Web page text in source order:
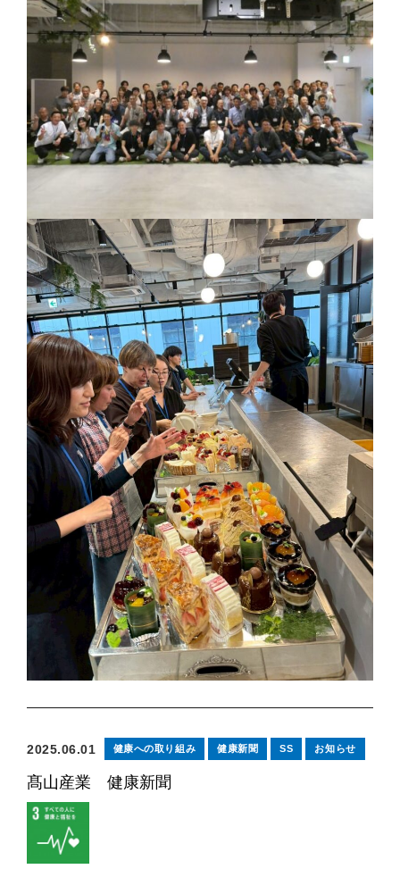
2025.06.01 健康への取り組み 健康新聞 SS お知らせ
髙山産業 健康新聞